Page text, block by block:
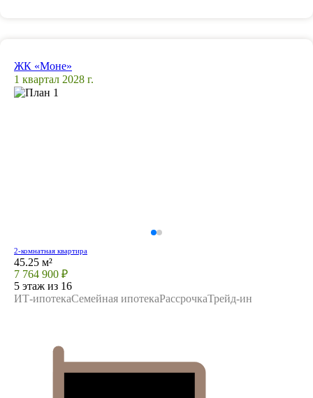
ЖК «Моне»
1 квартал 2028 г.
2-комнатная квартира
45.25 м²
7 764 900 ₽
5 этаж из 16
ИТ-ипотекаСемейная ипотекаРассрочкаТрейд-ин